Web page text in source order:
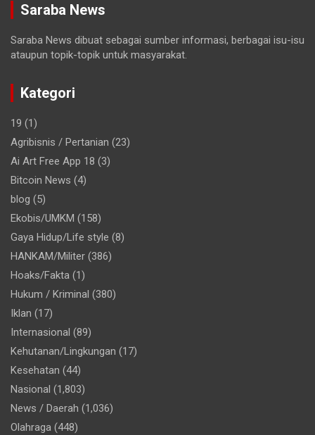
Saraba News
Saraba News dibuat sebagai sumber informasi, berbagai isu-isu
ataupun topik-topik untuk masyarakat.
Kategori
19 (1)
Agribisnis / Pertanian (23)
Ai Art Free App 18 (3)
Bitcoin News (4)
blog (5)
Ekobis/UMKM (158)
Gaya Hidup/Life style (8)
HANKAM/Militer (386)
Hoaks/Fakta (1)
Hukum / Kriminal (380)
Iklan (17)
Internasional (89)
Kehutanan/Lingkungan (17)
Kesehatan (44)
Nasional (1,803)
News / Daerah (1,036)
Olahraga (448)